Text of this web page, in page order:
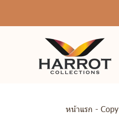
หน้าแรก - Copy